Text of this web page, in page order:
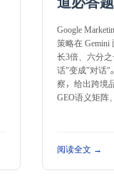
Google
策略在 Gemini
长3倍、六分
话"变成"对话"
察，给出跨境
GEO语义矩阵
阅读全文 →